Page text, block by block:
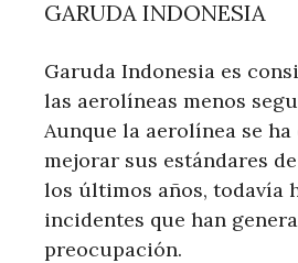
GARUDA INDONESIA
Garuda Indonesia es
las aerolíneas menos
Aunque la aerolínea se
mejorar sus estándares
los últimos años, todavía
incidentes que han
preocupación.